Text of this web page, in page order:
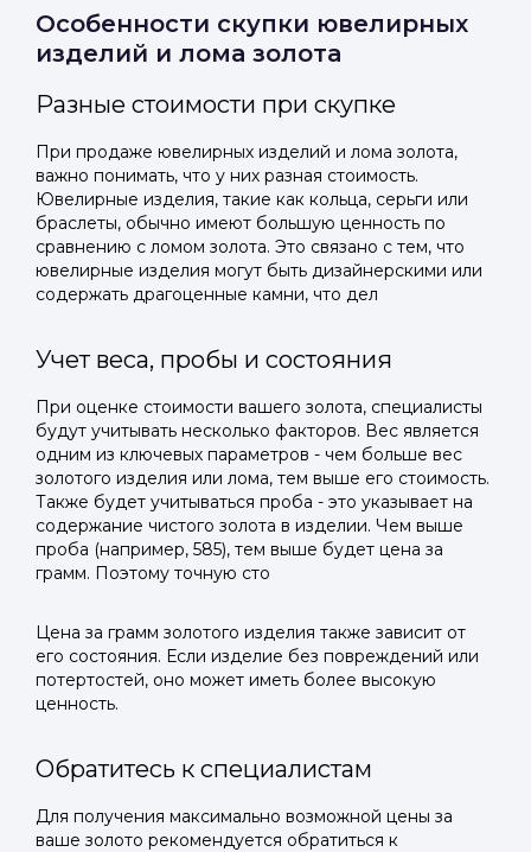
Особенности скупки ювелирных
изделий и лома золота
Разные стоимости при скупке
При продаже ювелирных изделий и лома золота,
важно понимать, что у них разная стоимость.
Ювелирные изделия, такие как кольца, серьги или
браслеты, обычно имеют большую ценность по
сравнению с ломом золота. Это связано с тем, что
ювелирные изделия могут быть дизайнерскими или
содержать драгоценные камни, что дел
Учет веса, пробы и состояния
При оценке стоимости вашего золота, специалисты
будут учитывать несколько факторов. Вес является
одним из ключевых параметров - чем больше вес
золотого изделия или лома, тем выше его стоимость.
Также будет учитываться проба - это указывает на
содержание чистого золота в изделии. Чем выше
проба (например, 585), тем выше будет цена за
грамм. Поэтому точную сто
Цена за грамм золотого изделия также зависит от
его состояния. Если изделие без повреждений или
потертостей, оно может иметь более высокую
ценность.
Обратитесь к специалистам
Для получения максимально возможной цены за
ваше золото рекомендуется обратиться к